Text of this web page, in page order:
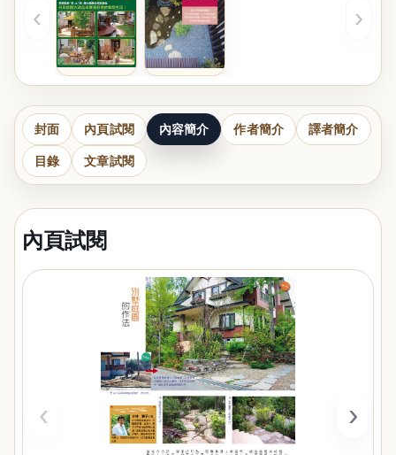
‹ ›
封面 內頁試閱 內容簡介 作者簡介 譯者簡介
目錄 文章試閱
內頁試閱
‹ ›